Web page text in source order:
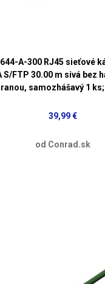
A-300 RJ45 sieťové
S/FTP 30.00 m sivá bez
samozhášavý 1
39,99 €
od Conrad.sk